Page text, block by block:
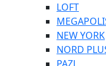
LOFT
NEW YORK
NORD